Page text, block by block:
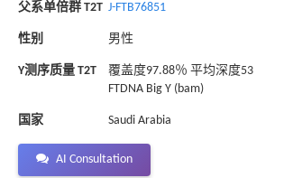
父系单倍群 T2T J-FTB76851
性别 男性
Y测序质量 T2T
覆盖度97.88％ 平均深度53
FTDNA Big Y (bam)
国家 Saudi Arabia
AI Consultation